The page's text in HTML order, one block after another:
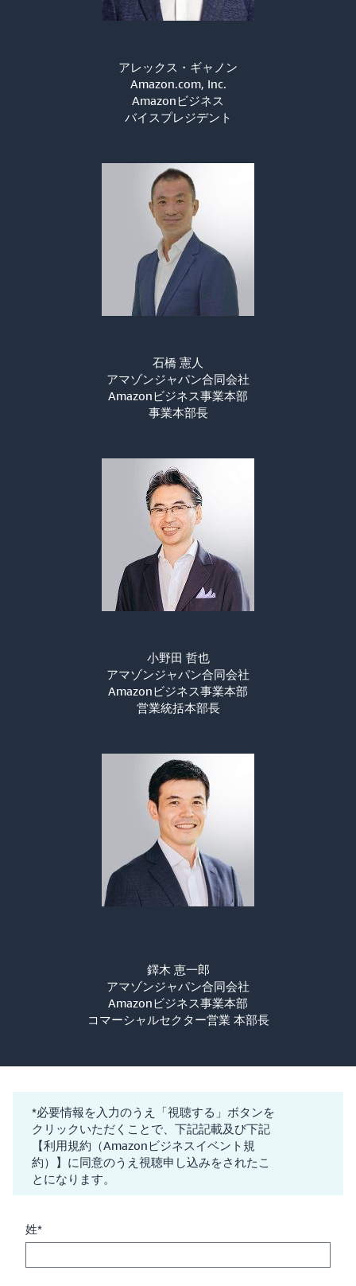
アレックス・ギャノン
Amazon.com, Inc.
Amazonビジネス
バイスプレジデント
石橋 憲人
アマゾンジャパン合同会社
Amazonビジネス事業本部
事業本部長
小野田 哲也
アマゾンジャパン合同会社
Amazonビジネス事業本部
営業統括本部長
鐸木 恵一郎
アマゾンジャパン合同会社
Amazonビジネス事業本部
コマーシャルセクター営業 本部長
*必要情報を入力のうえ「視聴する」ボタンを
クリックいただくことで、下記記載及び下記
【利用規約（Amazonビジネスイベント規
約）】に同意のうえ視聴申し込みをされたこ
とになります。
姓*